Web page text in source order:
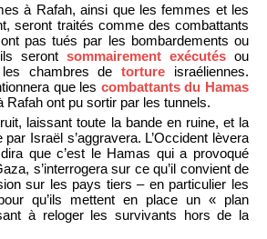
à Rafah, ainsi que les femmes et les
seront traités comme des combattants
pas tués par les bombardements ou
seront sommairement exécutés ou
les chambres detorture israéliennes.
que les combattants du Hamas
Rafah ont pu sortir par les tunnels.
laissant toute la bande en ruine, et la
Israël s’aggravera. L’Occident lèvera
que c’est le Hamas qui a provoqué
s’interrogera sur ce qu’il convient de
sur les pays tiers – en particulier les
qu’ils mettent en place un « plan
à reloger les survivants hors de la